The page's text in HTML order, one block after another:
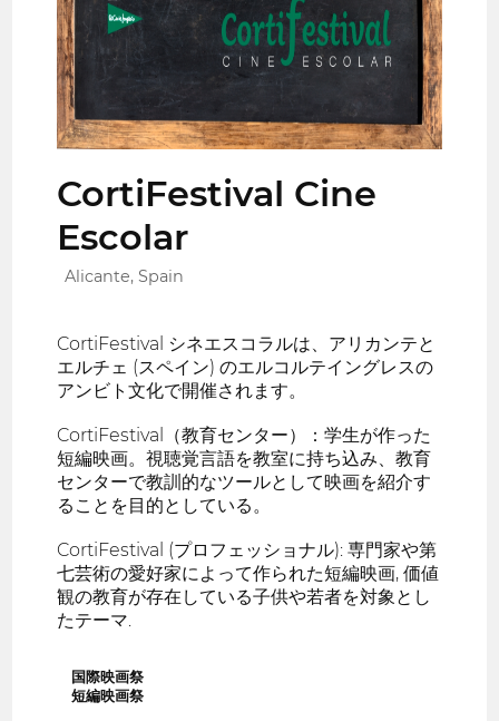
CortiFestival Cine
Escolar
Alicante, Spain
CortiFestival シネエスコラルは、アリカンテと
エルチェ (スペイン) のエルコルテイングレスの
アンビト文化で開催されます。
CortiFestival（教育センター）：学生が作った
短編映画。視聴覚言語を教室に持ち込み、教育
センターで教訓的なツールとして映画を紹介す
ることを目的としている。
CortiFestival (プロフェッショナル): 専門家や第
七芸術の愛好家によって作られた短編映画, 価値
観の教育が存在している子供や若者を対象とし
たテーマ.
国際映画祭
短編映画祭